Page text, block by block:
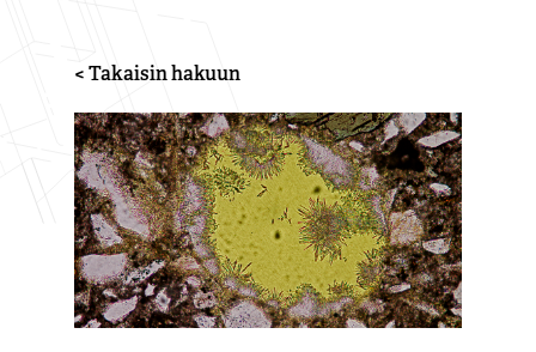
< Takaisin hakuun